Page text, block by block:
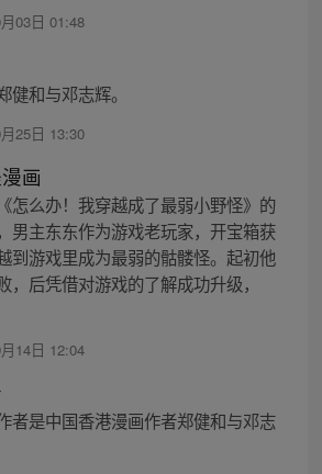
03日 01:48
和与邓志辉。
25日 13:30
画
怎么办！我穿越成了最弱小野怪》的
男主东东作为游戏老玩家，开宝箱获
到游戏里成为最弱的骷髅怪。起初他
，后凭借对游戏的了解成功升级，
14日 12:04
者是中国香港漫画作者郑健和与邓志